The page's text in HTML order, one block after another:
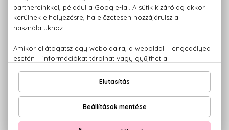
Echos Color - Copper Wood PPD- és
Echos Color - Extra Copper PPD- és
rezorcin mentes krémhajfesték
tól
Echos Color - Warm Naturals PPD- és